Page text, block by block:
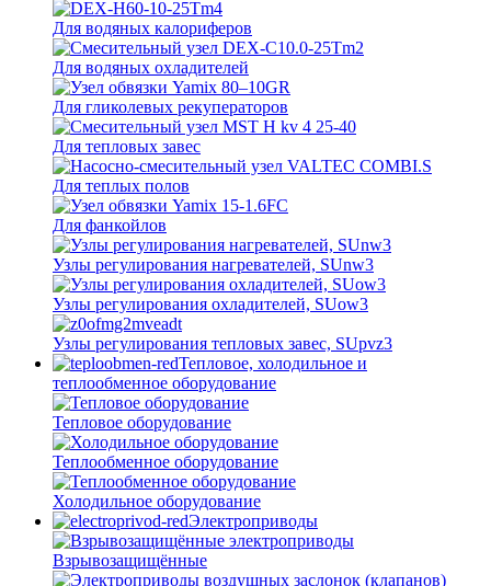
Для водяных калориферов
Для водяных охладителей
Для гликолевых рекуператоров
Для тепловых завес
Для теплых полов
Для фанкойлов
Узлы регулирования нагревателей, SUnw3
Узлы регулирования охладителей, SUow3
Узлы регулирования тепловых завес, SUpvz3
Тепловое, холодильное и
теплообменное оборудование
Тепловое оборудование
Теплообменное оборудование
Холодильное оборудование
Электроприводы
Взрывозащищённые